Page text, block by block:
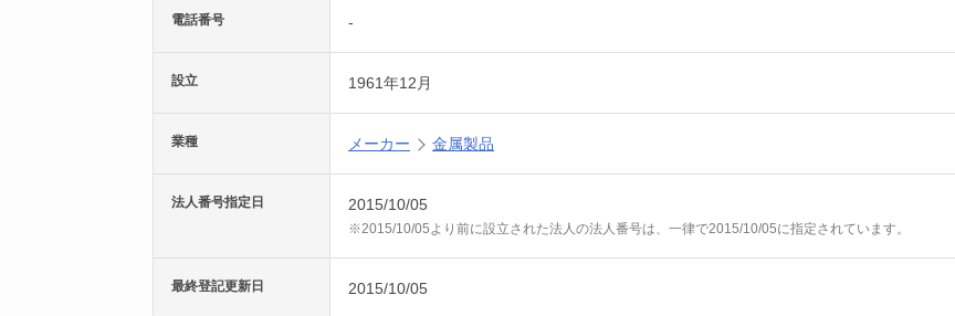
電話番号 -
設立 1961年12月
業種 メーカー 金属製品
法人番号指定日 2015/10/05
※2015/10/05より前に設立された法人の法人番号は、一律で2015/10/05に指定されています。
最終登記更新日 2015/10/05